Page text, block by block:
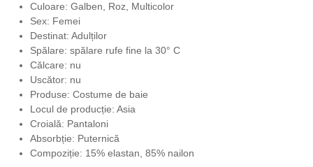
Culoare: Galben, Roz, Multicolor
Sex: Femei
Destinat: Adulților
Spălare: spălare rufe fine la 30° C
Călcare: nu
Uscător: nu
Produse: Costume de baie
Locul de producție: Asia
Croială: Pantaloni
Absorbție: Puternică
Compoziție: 15% elastan, 85% nailon